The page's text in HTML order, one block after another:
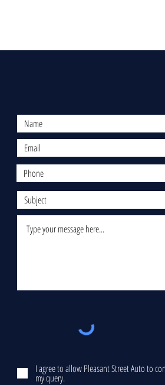
I agree to allow Pleasant Street Auto to
my query.